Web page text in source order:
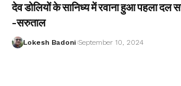
देव डोलियों के सानिध्य में रवाना हुआ पहला दल
-सरुताल
Lokesh Badoni September 10, 2024